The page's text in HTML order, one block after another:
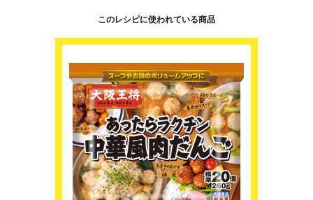
このレシピに使われている商品